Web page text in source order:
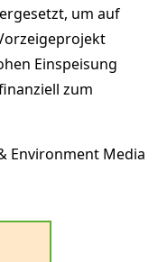
um auf
Einspeisung
zum
Environment Media